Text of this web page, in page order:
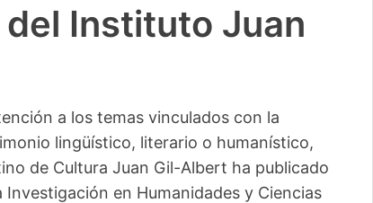
Instituto Juan
a los temas vinculados con la
lingüístico, literario o humanístico,
de Cultura Juan Gil-Albert ha publicado
Investigación en Humanidades y Ciencias